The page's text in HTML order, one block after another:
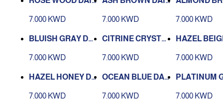
7.000 KWD 7.000 KWD 7.000 KWD
BLUISH GRAY DAI
7.000 KWD
CITRINE CRYSTA
7.000 KWD
HAZEL
7.000 KWD
HAZEL HONEY DA
7.000 KWD
OCEAN BLUE DAI
7.000 KWD
PLATINUM
7.000 KWD